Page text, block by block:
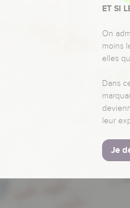
ET SI
On
moins
elles
Dans
leur
Je